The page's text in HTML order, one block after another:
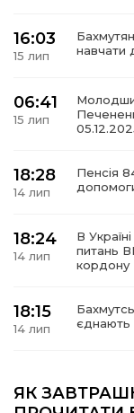
політика
місія
16:03
15 лип
навчати
06:41
15 лип
18:28
14 лип
Пенсія
18:24
14 лип
В
питань
кордону
18:15
14 лип
єднають
10 лип
ЯК